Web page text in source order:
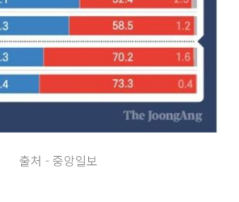
출처 - 중앙일보